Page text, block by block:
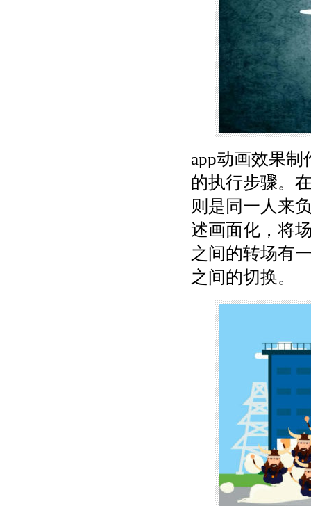
app动画效果
的执行步骤。
则是同一人来
述画面化，将
之间的转场有
之间的切换。